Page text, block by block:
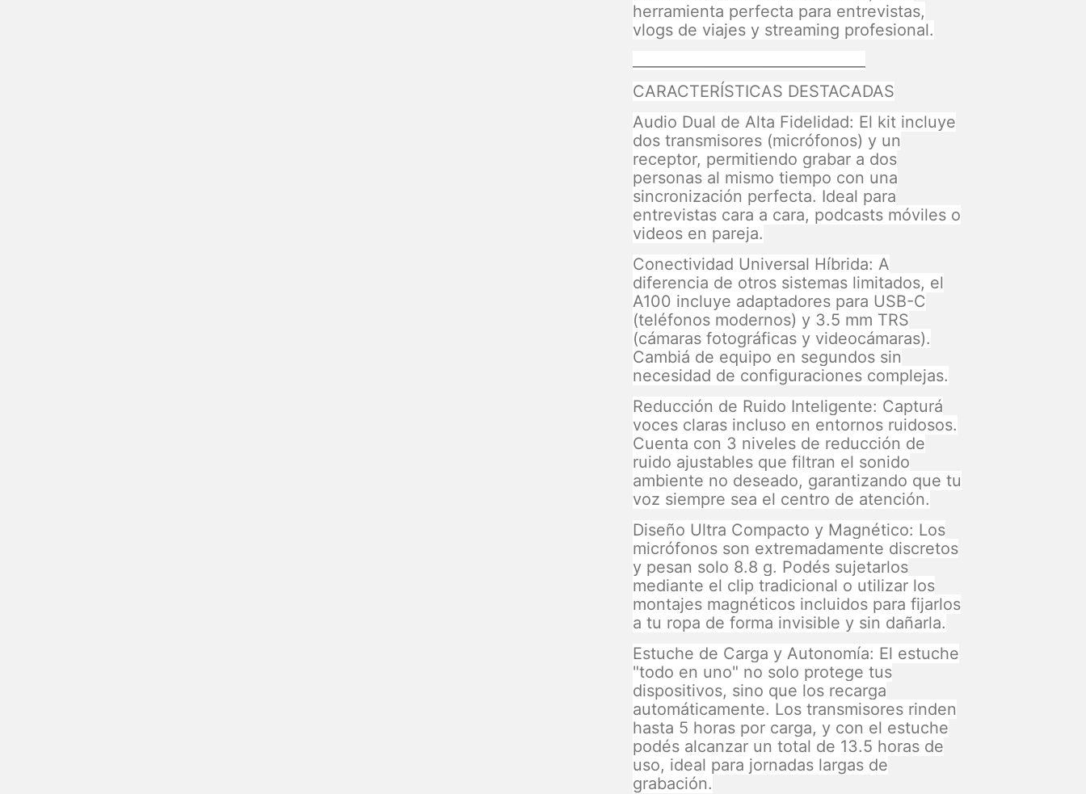
herramienta perfecta para entrevistas,
vlogs de viajes y streaming profesional.
CARACTERÍSTICAS DESTACADAS
Audio Dual de Alta Fidelidad: El kit incluye
dos transmisores (micrófonos) y un
receptor, permitiendo grabar a dos
personas al mismo tiempo con una
sincronización perfecta. Ideal para
entrevistas cara a cara, podcasts móviles o
videos en pareja.
Conectividad Universal Híbrida: A
diferencia de otros sistemas limitados, el
A100 incluye adaptadores para USB-C
(teléfonos modernos) y 3.5 mm TRS
(cámaras fotográficas y videocámaras).
Cambiá de equipo en segundos sin
necesidad de configuraciones complejas.
Reducción de Ruido Inteligente: Capturá
voces claras incluso en entornos ruidosos.
Cuenta con 3 niveles de reducción de
ruido ajustables que filtran el sonido
ambiente no deseado, garantizando que tu
voz siempre sea el centro de atención.
Diseño Ultra Compacto y Magnético: Los
micrófonos son extremadamente discretos
y pesan solo 8.8 g. Podés sujetarlos
mediante el clip tradicional o utilizar los
montajes magnéticos incluidos para fijarlos
a tu ropa de forma invisible y sin dañarla.
Estuche de Carga y Autonomía: El estuche
"todo en uno" no solo protege tus
dispositivos, sino que los recarga
automáticamente. Los transmisores rinden
hasta 5 horas por carga, y con el estuche
podés alcanzar un total de 13.5 horas de
uso, ideal para jornadas largas de
grabación.